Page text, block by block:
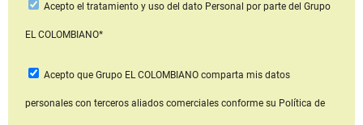
Acepto el tratamiento y uso del dato Personal por parte del Grupo
EL COLOMBIANO*
Acepto que Grupo EL COLOMBIANOcomparta mis datos
personales con terceros aliados comerciales conforme su Política de